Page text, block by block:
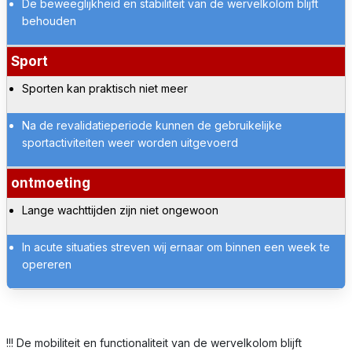
De beweeglijkheid en stabiliteit van de wervelkolom blijft
behouden
Sport
Sporten kan praktisch niet meer
Na de revalidatieperiode kunnen de gebruikelijke
sportactiviteiten weer worden uitgevoerd
ontmoeting
Lange wachttijden zijn niet ongewoon
In acute situaties streven wij ernaar om binnen een week te
opereren
!!! De mobiliteit en functionaliteit van de wervelkolom blijft